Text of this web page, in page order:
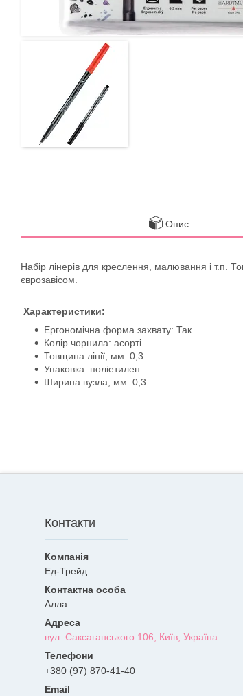
Опис
Набір лінерів для креслення, малювання і т.п.
єврозавісом.
Характеристики:
Ергономічна форма захвату: Так
Колір чорнила: асорті
Товщина лінії, мм: 0,3
Упаковка: поліетилен
Ширина вузла, мм: 0,3
Контакти
Ед-Трейд
Алла
вул. Саксаганського 106, Київ, Україна
+380 (97) 870-41-40